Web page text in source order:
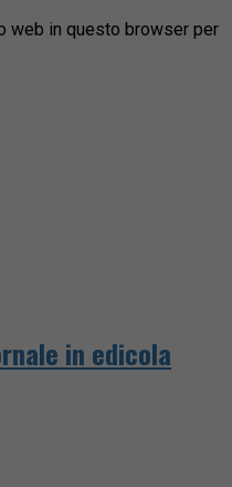
web in questo browser per
in edicola